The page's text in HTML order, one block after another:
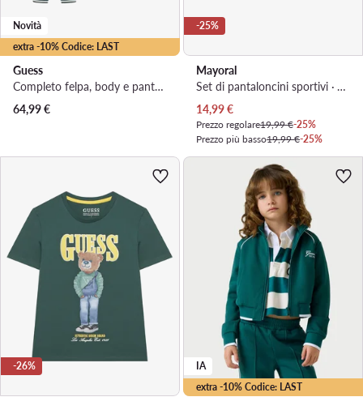
extra -10% Codice: LAST
Novità
Guess
Completo felpa, body e pantalone tuta · Verde scuro
64,99€
-25%
Mayoral
Set di pantaloncini sportivi · Verde
Prezzo attuale
14,99€
Prezzo regolare19,99 €-25%
Prezzo più basso19,99 €-25%
-26%
extra -10% Codice: LAST
IA